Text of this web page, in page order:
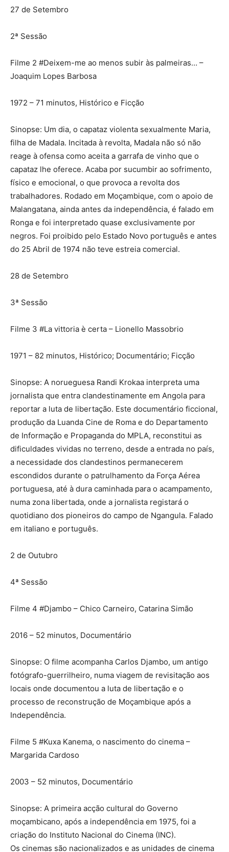
27 de Setembro
2ª Sessão
Filme 2 #Deixem-me ao menos subir às palmeiras… –
Joaquim Lopes Barbosa
1972 – 71 minutos, Histórico e Ficção
Sinopse: Um dia, o capataz violenta sexualmente Maria,
filha de Madala. Incitada à revolta, Madala não só não
reage à ofensa como aceita a garrafa de vinho que o
capataz lhe oferece. Acaba por sucumbir ao sofrimento,
físico e emocional, o que provoca a revolta dos
trabalhadores. Rodado em Moçambique, com o apoio de
Malangatana, ainda antes da independência, é falado em
Ronga e foi interpretado quase exclusivamente por
negros. Foi proibido pelo Estado Novo português e antes
do 25 Abril de 1974 não teve estreia comercial.
28 de Setembro
3ª Sessão
Filme 3 #La vittoria è certa – Lionello Massobrio
1971 – 82 minutos, Histórico; Documentário; Ficção
Sinopse: A norueguesa Randi Krokaa interpreta uma
jornalista que entra clandestinamente em Angola para
reportar a luta de libertação. Este documentário ficcional,
produção da Luanda Cine de Roma e do Departamento
de Informação e Propaganda do MPLA, reconstitui as
dificuldades vividas no terreno, desde a entrada no país,
a necessidade dos clandestinos permanecerem
escondidos durante o patrulhamento da Força Aérea
portuguesa, até à dura caminhada para o acampamento,
numa zona libertada, onde a jornalista registará o
quotidiano dos pioneiros do campo de Ngangula. Falado
em italiano e português.
2 de Outubro
4ª Sessão
Filme 4 #Djambo – Chico Carneiro, Catarina Simão
2016 – 52 minutos, Documentário
Sinopse: O filme acompanha Carlos Djambo, um antigo
fotógrafo-guerrilheiro, numa viagem de revisitação aos
locais onde documentou a luta de libertação e o
processo de reconstrução de Moçambique após a
Independência.
Filme 5 #Kuxa Kanema, o nascimento do cinema –
Margarida Cardoso
2003 – 52 minutos, Documentário
Sinopse: A primeira acção cultural do Governo
moçambicano, após a independência em 1975, foi a
criação do Instituto Nacional do Cinema (INC).
Os cinemas são nacionalizados e as unidades de cinema